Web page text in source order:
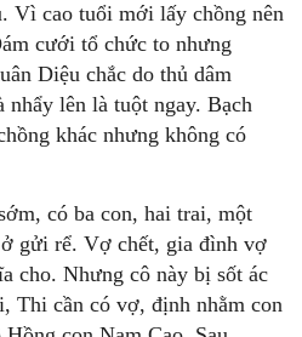
Vì cao tuổi mới lấy chồng nên
cưới tổ chức to nhưng
Diệu chắc do thủ dâm
nhẩy lên là tuột ngay. Bạch
khác nhưng không có
có ba con, hai trai, một
gửi rể. Vợ chết, gia đình vợ
cho. Nhưng cô này bị sốt ác
Thi cần có vợ, định nhằm con